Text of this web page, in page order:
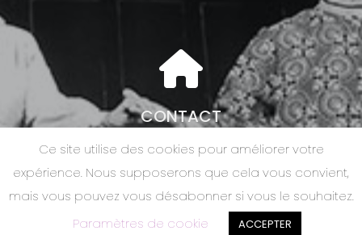
CONTACT
LYRIC’OPERETTE
1 Impasse Calmels
34240 Lamalou-les-Bains
06 66 64 68 98
Ce site utilise des cookies pour améliorer votre
expérience. Nous supposerons que cela vous convient,
mais vous pouvez vous désabonner si vous le souhaitez.
Paramètres de cookie
ACCEPTER